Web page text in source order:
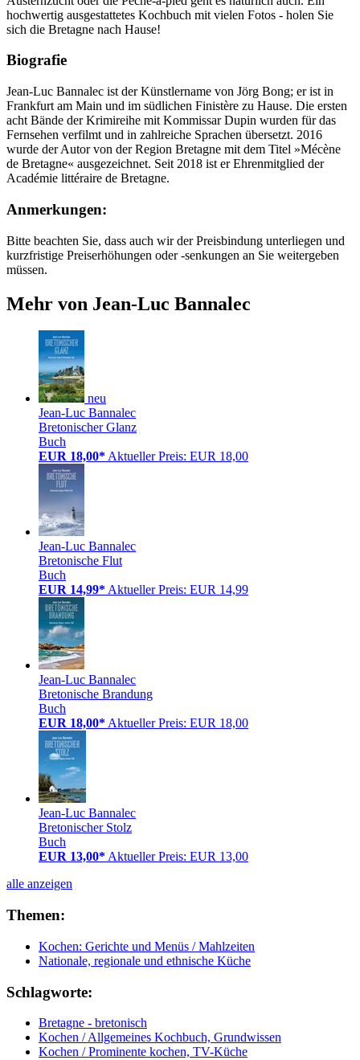
hochwertig ausgestattetes Kochbuch mit vielen Fotos - holen Sie
sich die Bretagne nach Hause!
Biografie
Jean-Luc Bannalec ist der Künstlername von Jörg Bong; er ist in
Frankfurt am Main und im südlichen Finistère zu Hause. Die ersten
acht Bände der Krimireihe mit Kommissar Dupin wurden für das
Fernsehen verfilmt und in zahlreiche Sprachen übersetzt. 2016
wurde der Autor von der Region Bretagne mit dem Titel »Mécène
de Bretagne« ausgezeichnet. Seit 2018 ist er Ehrenmitglied der
Académie littéraire de Bretagne.
Anmerkungen:
Bitte beachten Sie, dass auch wir der Preisbindung unterliegen und
kurzfristige Preiserhöhungen oder -senkungen an Sie weitergeben
müssen.
Mehr von Jean-Luc Bannalec
neu
Jean-Luc Bannalec
Bretonischer Glanz
Buch
EUR 18,00*Aktueller Preis: EUR 18,00
Jean-Luc Bannalec
Bretonische Flut
Buch
EUR 14,99*Aktueller Preis: EUR 14,99
Jean-Luc Bannalec
Bretonische Brandung
Buch
EUR 18,00*Aktueller Preis: EUR 18,00
Jean-Luc Bannalec
Bretonischer Stolz
Buch
EUR 13,00*Aktueller Preis: EUR 13,00
alle anzeigen
Themen:
Kochen: Gerichte und Menüs / Mahlzeiten
Nationale, regionale und ethnische Küche
Schlagworte:
Bretagne - bretonisch
Kochen / Allgemeines Kochbuch, Grundwissen
Kochen / Prominente kochen, TV-Küche